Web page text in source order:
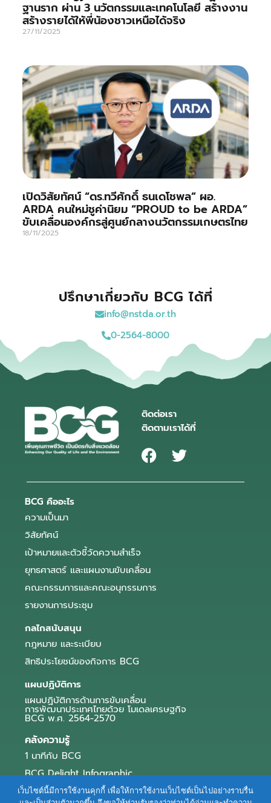
ฐานราก ผ่าน 3 นวัตกรรมและเทคโนโลยี สร้างงาน
สร้างรายได้ให้พี่น้องชาวเหนือได้จริง
27/11/2025
เปิดวิสัยทัศน์ “ดร.ทวีศักดิ์ ธนเดโชพล” ผอ.
ARDA คนใหม่ชูค่านิยม “PROUD to be ARDA”
ขับเคลื่อนองค์กรสู่ศูนย์กลางนวัตกรรมเกษตรไทย
18/11/2025
ปรึกษาเกี่ยวกับ BCG ได้ที่
info@nstda.or.th
0-2564-8000
ติดต่อเรา
ติดตามเราได้ที่
BCG คืออะไร
ความเป็นมา
วิสัยทัศน์
เป้าหมายและตัวชี้วัดความสำเร็จ
ยุทธศาสตร์ และแผนงานขับเคลื่อน
คณะกรรมการและคณะอนุกรรมการ
รายงานการประชุม
กลไกสนับสนุน
กฎหมาย และระเบียบ
สิทธิประโยชน์ของกิจการ BCG
แผนปฏิบัติการ
แผนปฏิบัติการด้านการขับเคลื่อน
การพัฒนาประเทศไทยด้วย โมเดลเศรษฐกิจ
BCG พ.ศ. 2564-2570
คลังความรู้
1 นาทีกับ BCG
BCG Delight Infographic
สื่อประชาสัมพันธ์
เว็บไซต์นี้มีการใช้งานคุกกี้ เพื่อให้การใช้งานเว็บไซต์เป็นไปอย่างราบรื่น